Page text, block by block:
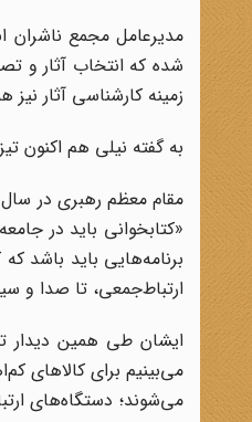
مدیرعامل مجمع ناشران
شده که انتخاب آثار و
زمینه کارشناسی آثار نیز
به گفته نیلی هم اکنون
«کتابخوانى باید در
برنامه‌هایى باید باشد
ارتباط‌جمعى، تا صدا و
ایشان طی همین دیدار
مى‌بینیم براى کالاهاى
می‌شوند؛ دستگاه‌هاى